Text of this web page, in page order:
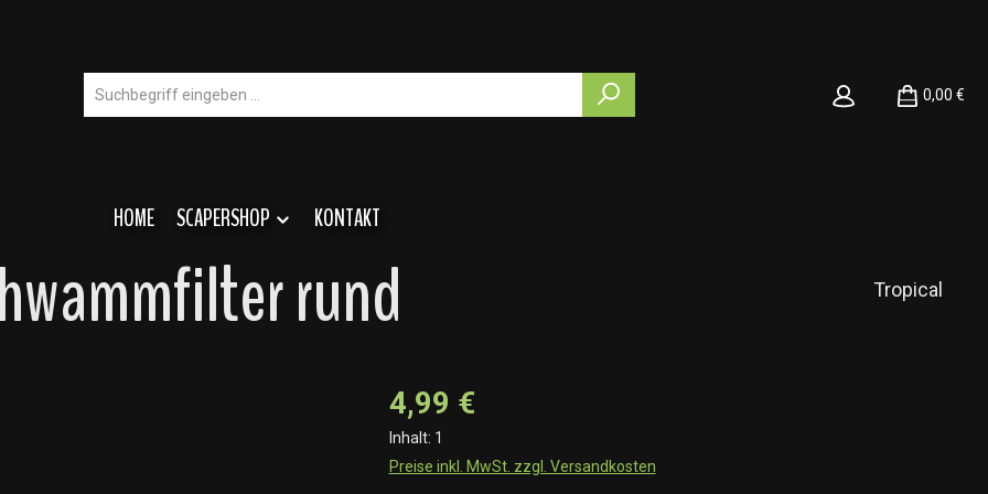
0,00 €
HOME SCAPERSHOP KONTAKT
rund Tropical
4,99 €
Inhalt: 1
Preise inkl. MwSt. zzgl. Versandkosten